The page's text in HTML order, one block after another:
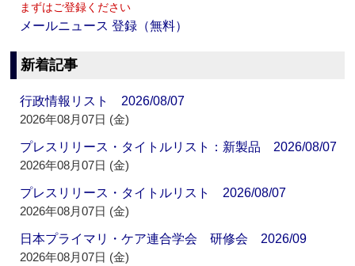
まずはご登録ください
メールニュース 登録（無料）
新着記事
行政情報リスト 2026/08/07
2026年08月07日 (金)
プレスリリース・タイトルリスト：新製品 2026/08/07
2026年08月07日 (金)
プレスリリース・タイトルリスト 2026/08/07
2026年08月07日 (金)
日本プライマリ・ケア連合学会 研修会 2026/09
2026年08月07日 (金)